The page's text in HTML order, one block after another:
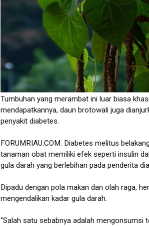
Tumbuhan yang merambat ini luar biasa
mendapatkannya, daun brotowali juga
penyakit diabetes.
FORUMRIAU.COM: Diabetes melitus
tanaman obat memiliki efek seperti insulin
gula darah yang berlebihan pada penderita
Dipadu dengan pola makan dan olah raga,
mengendalikan kadar gula darah.
“Salah satu sebabnya adalah mengonsumsi